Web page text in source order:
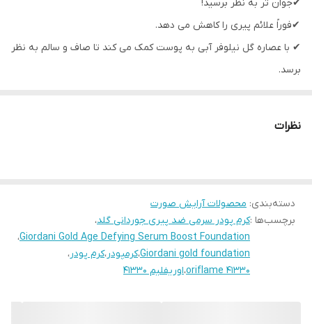
✔جوان تر به نظر برسید!
✔فوراً علائم پیری را کاهش می دهد.
✔ با عصاره گل نیلوفر آبی به پوست کمک می کند تا صاف و سالم به نظر
برسد.
گلد ، با محتوای پربیوتیک خود ، پوست را مرطوب می کند و فوراً علائم
✔خاصیت ارتجاعی پوست را حفظ می کند
✔برای کاربرد کانتور قابل استفاده است.
نظرات
دسته‌بندی: محصولات آرایش صورت
برچسب‌ها :کرم پودر سرمی ضد پیری جوردانی گلد،
Giordani Gold Age Defying Serum Boost Foundation،
Giordani gold foundation،کرمپودر،کرم پودر،
oriflame 41330،اوریفلیم 41330